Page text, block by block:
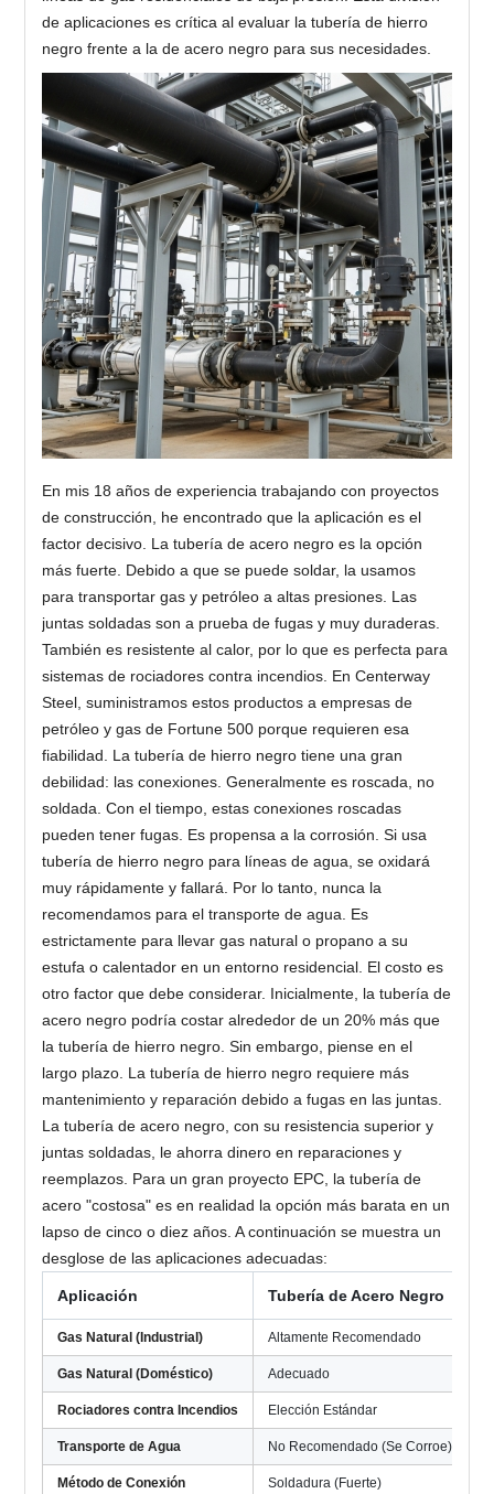
de aplicaciones es crítica al evaluar la tubería de hierro
negro frente a la de acero negro para sus necesidades.
En mis 18 años de experiencia trabajando con proyectos
de construcción, he encontrado que la aplicación es el
factor decisivo. La tubería de acero negro es la opción
más fuerte. Debido a que se puede soldar, la usamos
para transportar gas y petróleo a altas presiones. Las
juntas soldadas son a prueba de fugas y muy duraderas.
También es resistente al calor, por lo que es perfecta para
sistemas de rociadores contra incendios. En Centerway
Steel, suministramos estos productos a empresas de
petróleo y gas de Fortune 500 porque requieren esa
fiabilidad. La tubería de hierro negro tiene una gran
debilidad: las conexiones. Generalmente es roscada, no
soldada. Con el tiempo, estas conexiones roscadas
pueden tener fugas. Es propensa a la corrosión. Si usa
tubería de hierro negro para líneas de agua, se oxidará
muy rápidamente y fallará. Por lo tanto, nunca la
recomendamos para el transporte de agua. Es
estrictamente para llevar gas natural o propano a su
estufa o calentador en un entorno residencial. El costo es
otro factor que debe considerar. Inicialmente, la tubería de
acero negro podría costar alrededor de un 20% más que
la tubería de hierro negro. Sin embargo, piense en el
largo plazo. La tubería de hierro negro requiere más
mantenimiento y reparación debido a fugas en las juntas.
La tubería de acero negro, con su resistencia superior y
juntas soldadas, le ahorra dinero en reparaciones y
reemplazos. Para un gran proyecto EPC, la tubería de
acero "costosa" es en realidad la opción más barata en un
lapso de cinco o diez años. A continuación se muestra un
desglose de las aplicaciones adecuadas:
Aplicación Tubería de Acero Negro
Gas Natural (Industrial) Altamente Recomendado
Gas Natural (Doméstico) Adecuado
Rociadores contra Incendios Elección Estándar
Transporte de Agua No Recomendado (Se Corroe)
Método de Conexión Soldadura (Fuerte)